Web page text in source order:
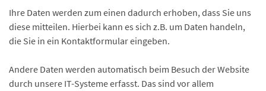
Ihre Daten werden zum einen dadurch erhoben, dass Sie uns
diese mitteilen. Hierbei kann es sich z.B. um Daten handeln,
die Sie in ein Kontaktformular eingeben.
Andere Daten werden automatisch beim Besuch der Website
durch unsere IT-Systeme erfasst. Das sind vor allem